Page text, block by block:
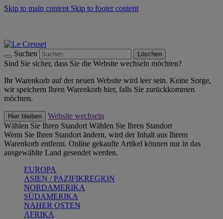
Skip to main content Skip to footer content
Suchen Löschen
Sind Sie sicher, dass Sie die Website wechseln möchten?
Ihr Warenkorb auf der neuen Website wird leer sein. Keine Sorge,
wir speichern Ihren Warenkorb hier, falls Sie zurückkommen
möchten.
Hier bleiben
Website wechseln
Wählen Sie Ihren Standort Wählen Sie Ihren Standort
Wenn Sie Ihren Standort ändern, wird der Inhalt aus Ihrem
Warenkorb entfernt. Online gekaufte Artikel können nur in das
ausgewählte Land gesendet werden.
EUROPA
ASIEN / PAZIFIKREGION
NORDAMERIKA
SÜDAMERIKA
NAHER OSTEN
AFRIKA